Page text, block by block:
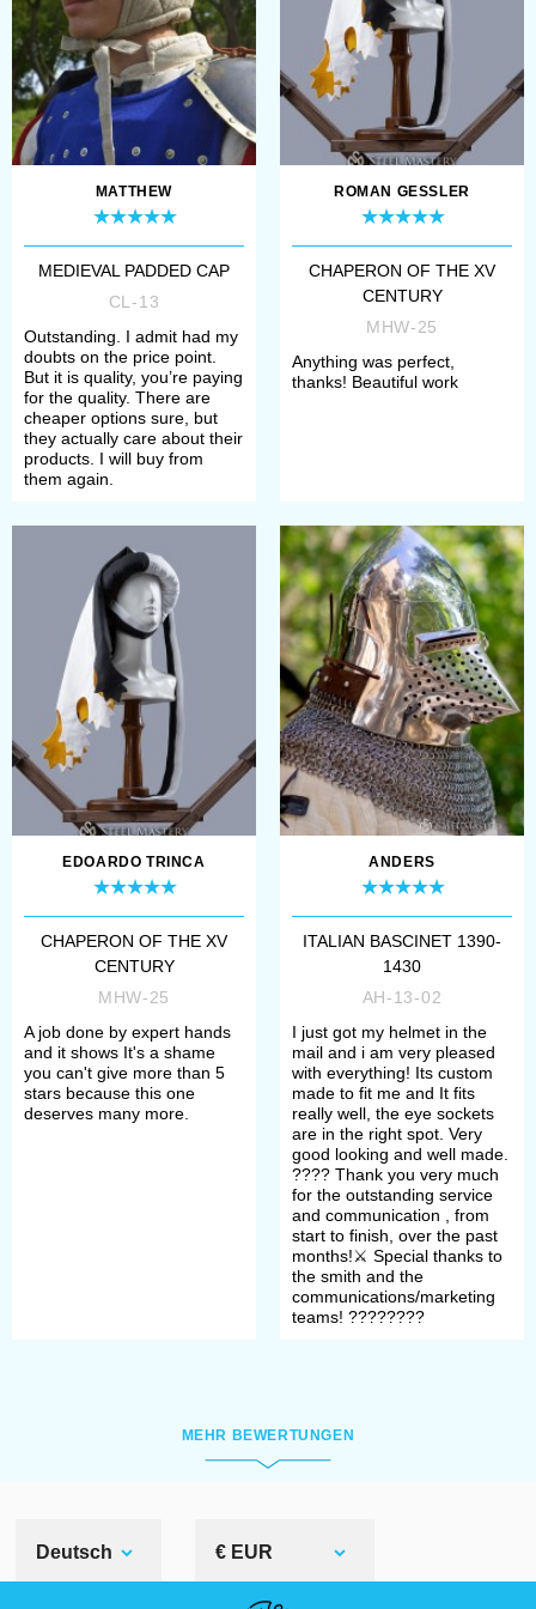
craftsmen have forged absolutely
magnificent authenticsallet
highly wide-spread in Medieval
Western Europe in the XV century
– the period of gothic armour’s
origination. Check outFrench
sallet with bevor, fabulous
Winged sallet
or Burgundian
sallet -Burgonet
Additionally, we produce such a
highly beloved popular in the XV
century Italy
Another name for barbute is
Italian sallet or Italian bascinet. If
we have your attention - meet our
Italian barbute
Our immodestly huge collection
of the best medieval helmets and
mоdern armoury in Europe
includes:
Bascinets
. Starting from the
earliest samples with mail
aventail, such as
Bascinet
mid-14th century, brutal
Bascinet Klappvisor,Bascinet
hounskull
and finishing with
Great Bascinet.
The last one among
true fighting helmets,
impeccable in its protection
while as functional as you can
garniture of George Clifford
MATTHEW
MEDIEVAL PADDED CAP
CL-13
Outstanding. I admit had my
doubts on the price point.
But it is quality, you’re paying
for the quality. There are
cheaper options sure, but
they actually care about their
products. I will buy from
them again.
ROMAN GESSLER
CHAPERON OF THE XV
CENTURY
MHW-25
Anything was perfect,
thanks! Beautiful work
EDOARDO TRINCA
CHAPERON OF THE XV
CENTURY
MHW-25
A job done by expert hands
and it shows It's a shame
you can't give more than 5
stars because this one
deserves many more.
ANDERS
ITALIAN BASCINET 1390-
1430
AH-13-02
I just got my helmet in the
mail and i am very pleased
with everything! Its custom
made to fit me and It fits
really well, the eye sockets
are in the right spot. Very
good looking and well made.
????️ Thank you very much
for the outstanding service
and communication , from
start to finish, over the past
months!⚔️ Special thanks to
the smith and the
communications/marketing
teams! ????????
MEHR BEWERTUNGEN
Deutsch € EUR